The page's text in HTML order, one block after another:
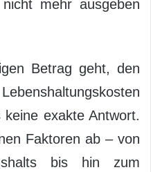
mehr ausgeben
Betrag geht, den
exakte Antwort.
Faktoren ab – von
bis hin zum